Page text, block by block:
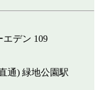
エデン 109
通) 緑地公園駅